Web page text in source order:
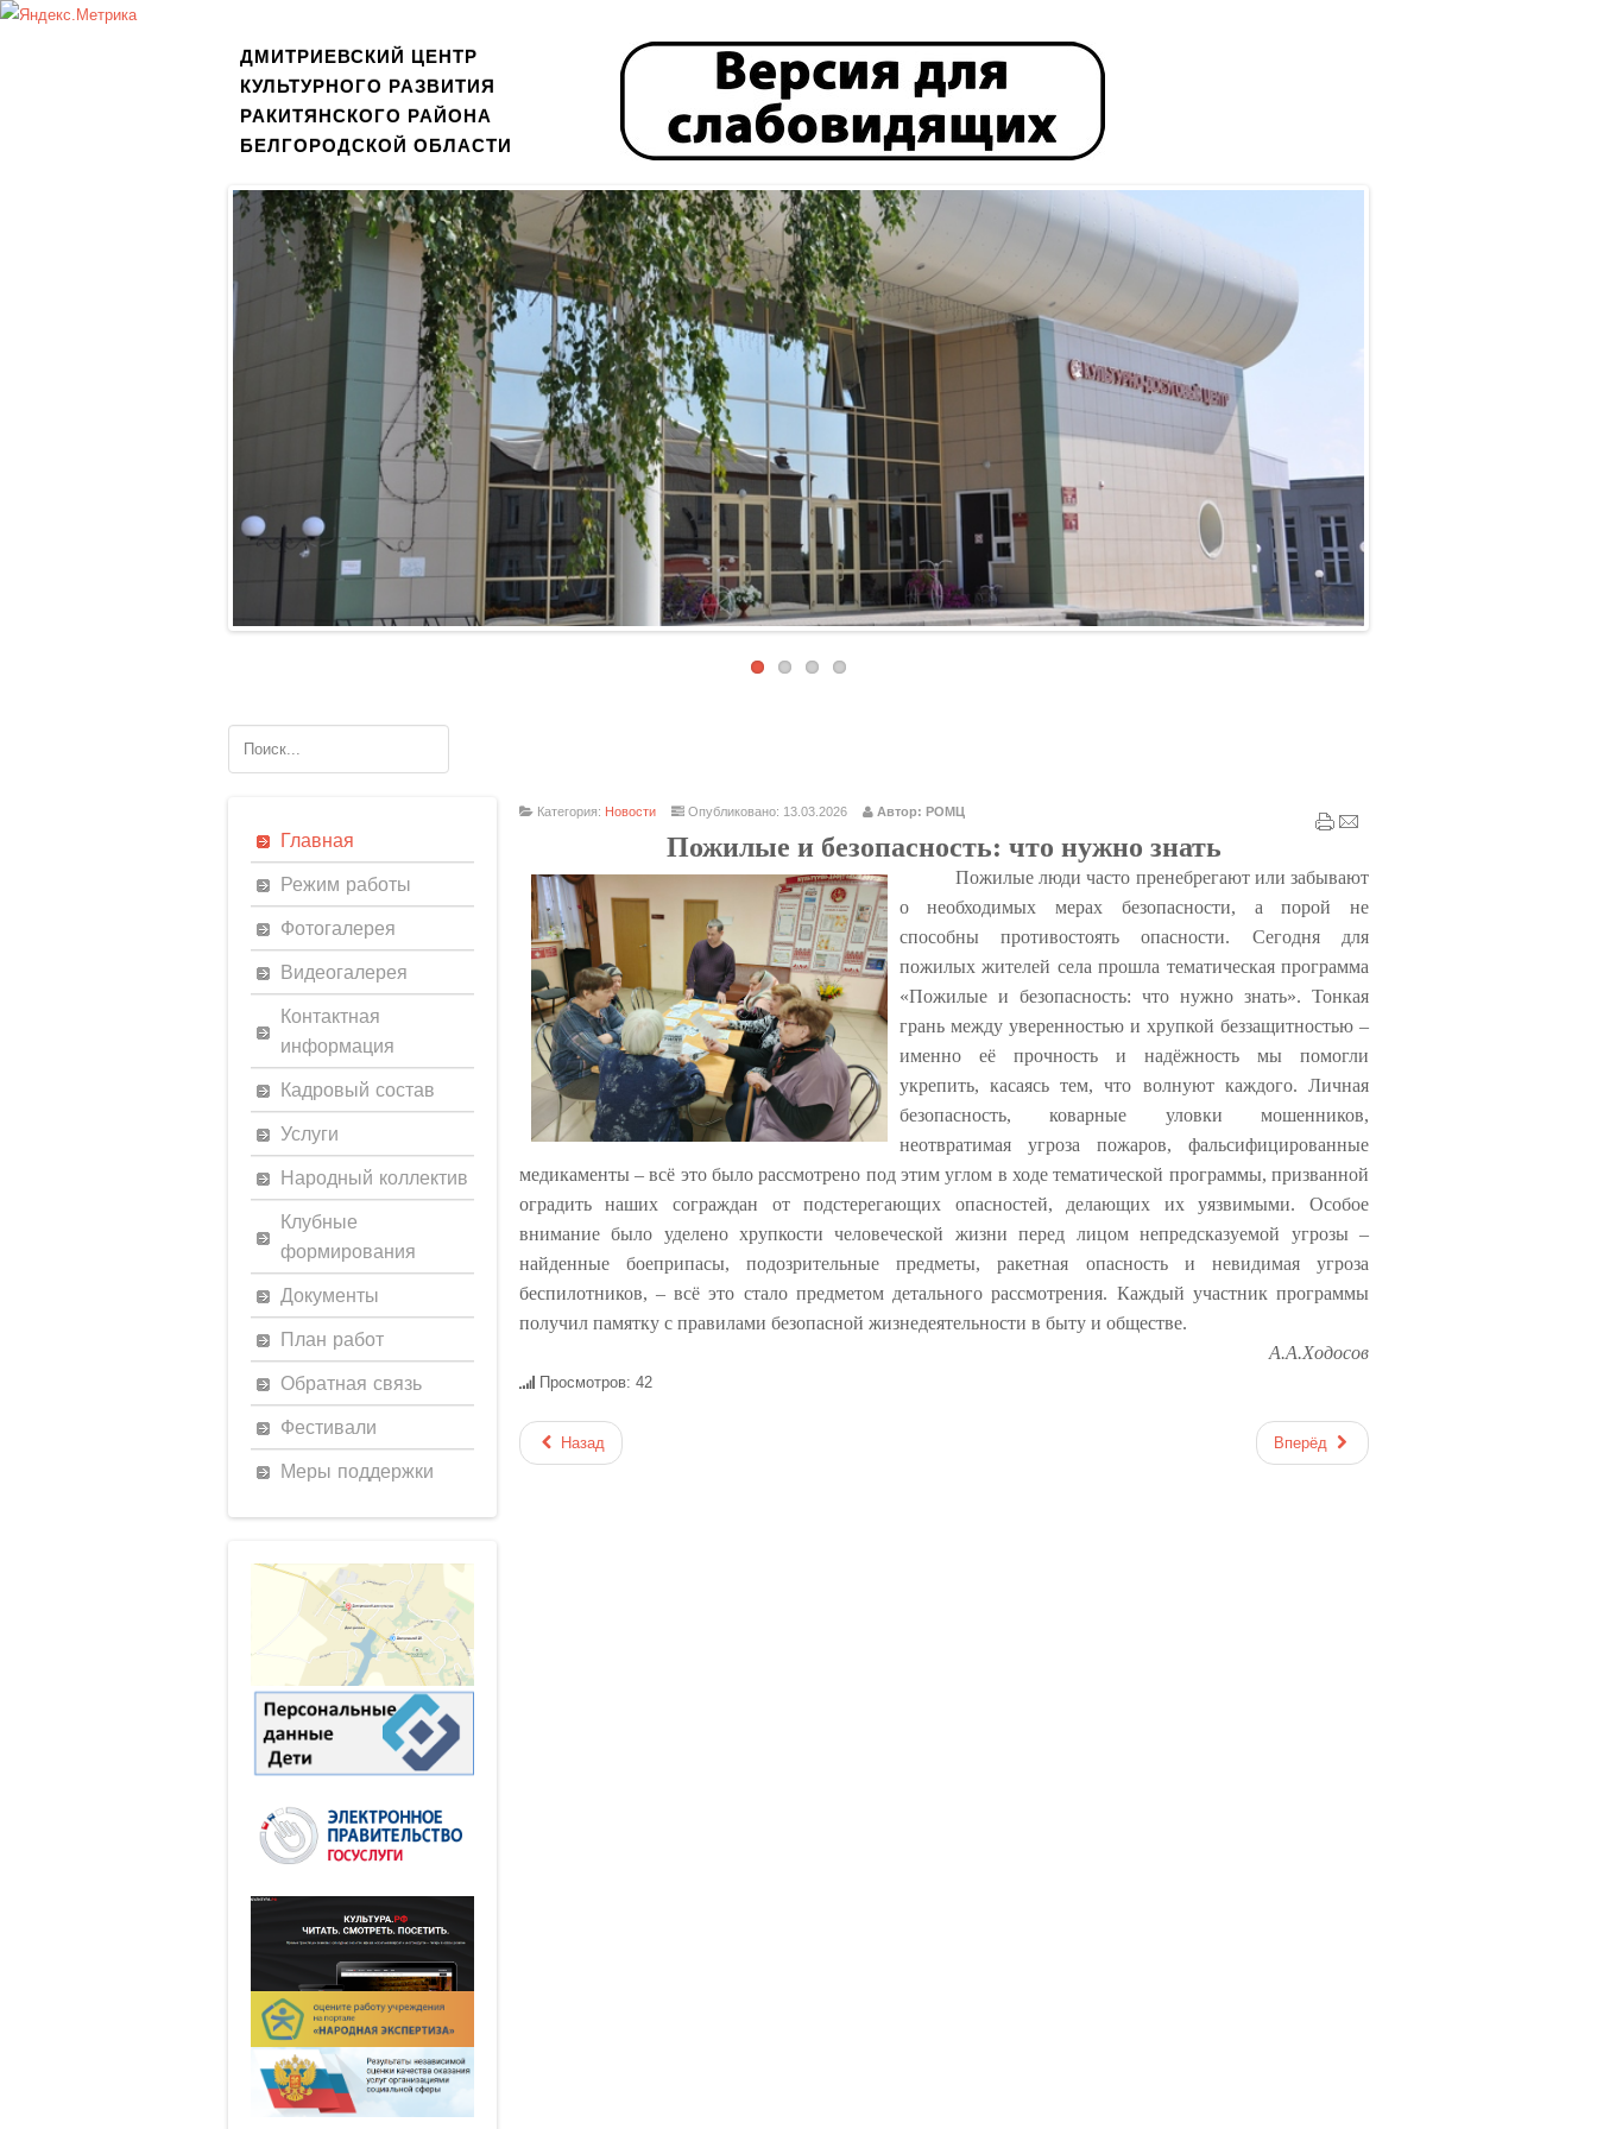
ДМИТРИЕВСКИЙ ЦЕНТР
КУЛЬТУРНОГО РАЗВИТИЯ
РАКИТЯНСКОГО РАЙОНА
БЕЛГОРОДСКОЙ ОБЛАСТИ
Главная
Режим работы
Фотогалерея
Видеогалерея
Контактная
информация
Кадровый состав
Услуги
Народный коллектив
Клубные
формирования
Документы
План работ
Обратная связь
Фестивали
Меры поддержки
Категория: Новости Опубликовано: 13.03.2026 Автор: РОМЦ
Пожилые и безопасность: что нужно знать
Пожилые люди часто пренебрегают или забывают
о необходимых мерах безопасности, а порой не
способны противостоять опасности. Сегодня для
пожилых жителей села прошла тематическая программа
«Пожилые и безопасность: что нужно знать». Тонкая
грань между уверенностью и хрупкой беззащитностью –
именно её прочность и надёжность мы помогли
укрепить, касаясь тем, что волнуют каждого. Личная
безопасность, коварные уловки мошенников,
неотвратимая угроза пожаров, фальсифицированные
медикаменты – всё это было рассмотрено под этим углом в ходе тематической программы, призванной
оградить наших сограждан от подстерегающих опасностей, делающих их уязвимыми. Особое
внимание было уделено хрупкости человеческой жизни перед лицом непредсказуемой угрозы –
найденные боеприпасы, подозрительные предметы, ракетная опасностьи невидимая угроза
беспилотников, – всё это стало предметом детального рассмотрения. Каждый участник программы
получил памятку с правилами безопасной жизнедеятельности в быту и обществе.
А.А.Ходосов
Просмотров: 42
Назад Вперёд